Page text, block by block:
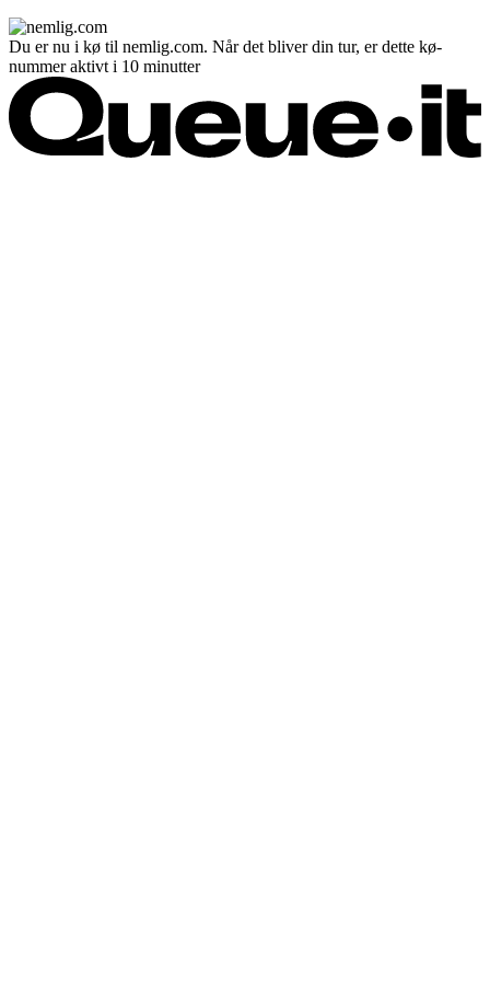
Du er nu i kø til nemlig.com. Når det bliver din tur, er dette kø-
nummer aktivt i 10 minutter